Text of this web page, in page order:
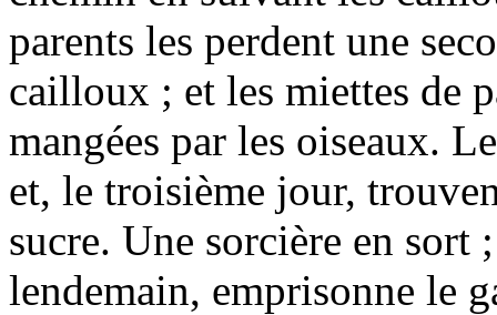
parents les perdent une
cailloux ; et les miettes de
mangées par les oiseaux.
et, le troisième jour,
sucre. Une sorcière en sort
lendemain, emprisonne le